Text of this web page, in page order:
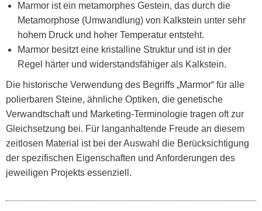
Marmor ist ein metamorphes Gestein, das durch die
Metamorphose (Umwandlung) von Kalkstein unter sehr
hohem Druck und hoher Temperatur entsteht.
Marmor besitzt eine kristalline Struktur und ist in der
Regel härter und widerstandsfähiger als Kalkstein.
Die historische Verwendung des Begriffs „Marmor“ für alle
polierbaren Steine, ähnliche Optiken, die genetische
Verwandtschaft und Marketing-Terminologie tragen oft zur
Gleichsetzung bei. Für langanhaltende Freude an diesem
zeitlosen Material ist bei der Auswahl die Berücksichtigung
der spezifischen Eigenschaften und Anforderungen des
jeweiligen Projekts essenziell.